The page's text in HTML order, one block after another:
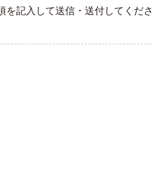
を記入して送信・送付してくださ